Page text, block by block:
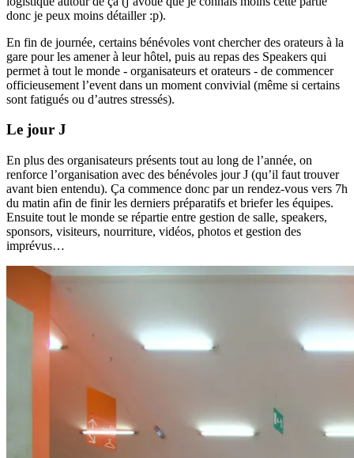
donc je peux moins détailler :p).
En fin de journée, certains bénévoles vont chercher des orateurs à la
gare pour les amener à leur hôtel, puis au repas des Speakers qui
permet à tout le monde - organisateurs et orateurs - de commencer
officieusement l’event dans un moment convivial (même si certains
sont fatigués ou d’autres stressés).
Le jour J
En plus des organisateurs présents tout au long de l’année, on
renforce l’organisation avec des bénévoles jour J (qu’il faut trouver
avant bien entendu). Ça commence donc par un rendez-vous vers 7h
du matin afin de finir les derniers préparatifs et briefer les équipes.
Ensuite tout le monde se répartie entre gestion de salle, speakers,
sponsors, visiteurs, nourriture, vidéos, photos et gestion des
imprévus…